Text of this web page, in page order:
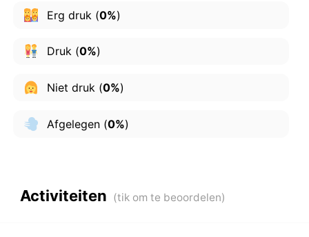
Erg druk (0%)
Druk(0%)
Niet druk(0%)
Afgelegen(0%)
Activiteiten